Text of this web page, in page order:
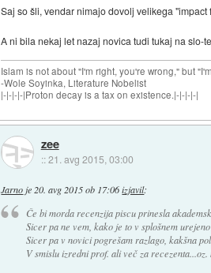
Saj so šli, vendar nimajo dovolj velikega "impact
A ni bila nekaj let nazaj novica tudi tukaj na slo-
Islam is not about "I'm right, you're wrong," but
-Wole Soyinka, Literature Nobelist
|-|-|-|-|Proton decay is a tax on existence.|-|-|-|-|
zee
::21. avg 2015, 03:00
Jarno je 20. avg 2015 ob 17:06 izjavil:
Če bi morda recenzija piscu prinesla
Sicer pa ne vem, kako je to v splošnem
Sicer pa v novici pogrešam razlago, kakšna
V smislu izredni prof. ali več za